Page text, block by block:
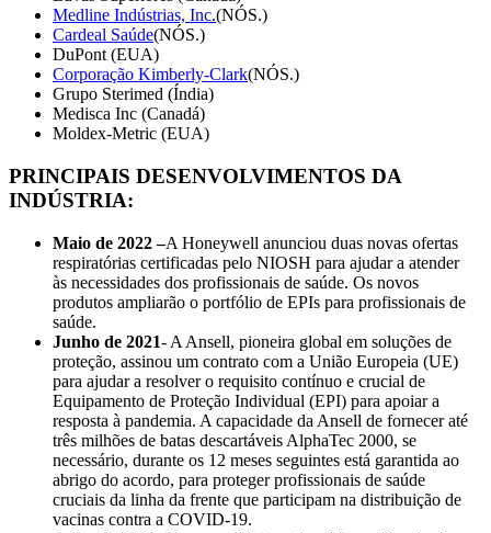
Medline Indústrias, Inc.(NÓS.)
Cardeal Saúde(NÓS.)
DuPont (EUA)
Corporação Kimberly-Clark(NÓS.)
Grupo Sterimed (Índia)
Medisca Inc (Canadá)
Moldex-Metric (EUA)
PRINCIPAIS DESENVOLVIMENTOS DA
INDÚSTRIA:
Maio de 2022 –A Honeywell anunciou duas novas ofertas
respiratórias certificadas pelo NIOSH para ajudar a atender
às necessidades dos profissionais de saúde. Os novos
produtos ampliarão o portfólio de EPIs para profissionais de
saúde.
Junho de 2021- A Ansell, pioneira global em soluções de
proteção, assinou um contrato com a União Europeia (UE)
para ajudar a resolver o requisito contínuo e crucial de
Equipamento de Proteção Individual (EPI) para apoiar a
resposta à pandemia. A capacidade da Ansell de fornecer até
três milhões de batas descartáveis ​​AlphaTec 2000, se
necessário, durante os 12 meses seguintes está garantida ao
abrigo do acordo, para proteger profissionais de saúde
cruciais da linha da frente que participam na distribuição de
vacinas contra a COVID-19.